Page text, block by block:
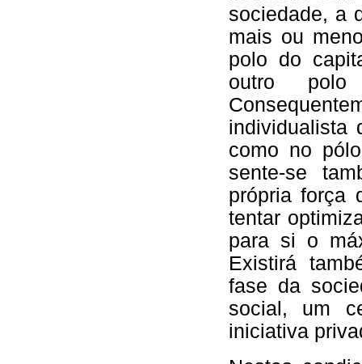
sociedade, a
mais ou
polo do
outro
individualista
como no
sente-se
própria força
tentar
para si o
Existirá
fase da
social, um
iniciativa